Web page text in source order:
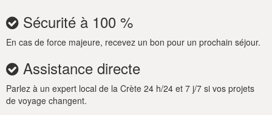
Sécurité à 100 %
En cas de force majeure, recevez un bon pour un prochain séjour.
Assistance directe
Parlez à un expert local de la Crète 24 h/24 et 7 j/7 si vos projets
de voyage changent.